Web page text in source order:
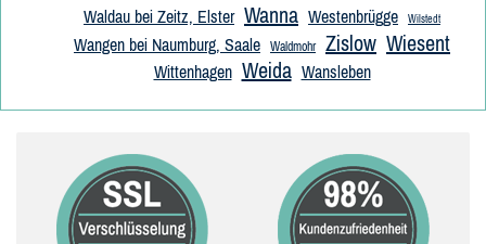
Waldau bei Zeitz, Elster Wanna Westenbrügge Wilstedt
Wangen bei Naumburg, Saale Waldmohr Zislow Wiesent
Wittenhagen Weida Wansleben